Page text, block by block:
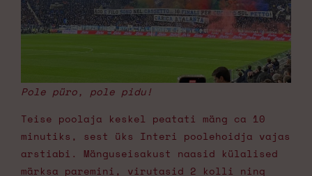
Pole püro, pole pidu!
Teise poolaja keskel peatati mäng ca 10
minutiks, sest üks Interi poolehoidja vajas
arstiabi. Mänguseisakust naasid külalised
märksa paremini, virutasid 2 kolli ning